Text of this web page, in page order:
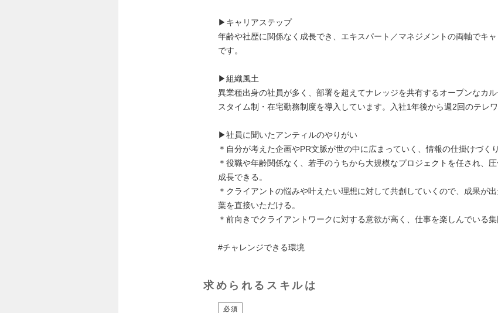
▶キャリアステップ
年齢や社歴に関係なく成長でき、エキスパート／マネジメントの両軸でキ
です。
▶組織風土
異業種出身の社員が多く、部署を超えてナレッジを共有するオープンなカ
スタイム制・在宅勤務制度を導入しています。入社1年後から週2回のテレワ
▶社員に聞いたアンティルのやりがい
＊自分が考えた企画やPR文脈が世の中に広まっていく、情報の仕掛けづく
＊役職や年齢関係なく、若手のうちから大規模なプロジェクトを任され、
成長できる。
＊クライアントの悩みや叶えたい理想に対して共創していくので、成果が
葉を直接いただける。
＊前向きでクライアントワークに対する意欲が高く、仕事を楽しんでいる集
#チャレンジできる環境
求められるスキルは
必須